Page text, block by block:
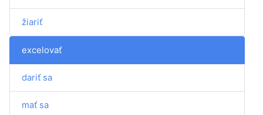
žiariť
excelovať
dariť sa
mať sa